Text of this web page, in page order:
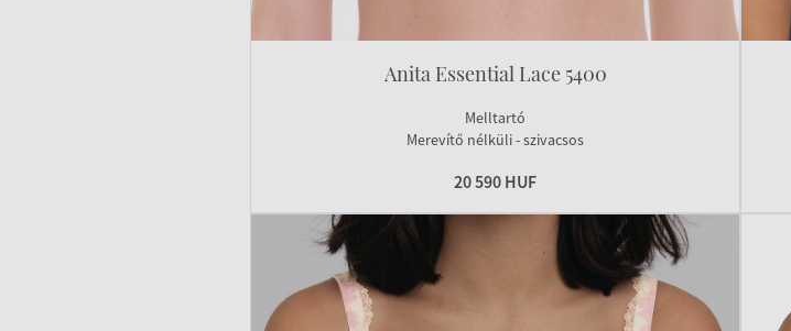
Anita Essential Lace 5400
Melltartó
Merevítő nélküli - szivacsos
20 590 HUF